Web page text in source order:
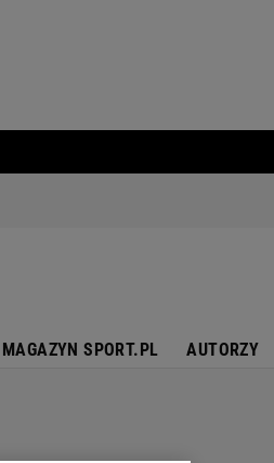
MAGAZYN SPORT.PL AUTORZY